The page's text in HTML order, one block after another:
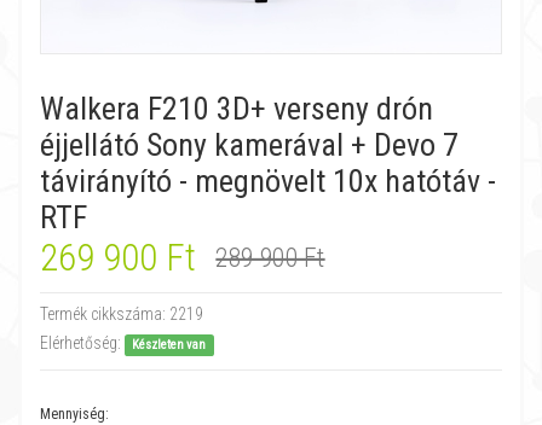
Walkera F210 3D+ verseny drón
éjjellátó Sony kamerával + Devo 7
távirányító - megnövelt 10x hatótáv -
RTF
269 900 Ft 289 900 Ft
Termék cikkszáma: 2219
Elérhetőség:
Készleten van
Mennyiség: